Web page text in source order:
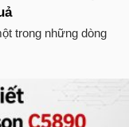
trong những dòng